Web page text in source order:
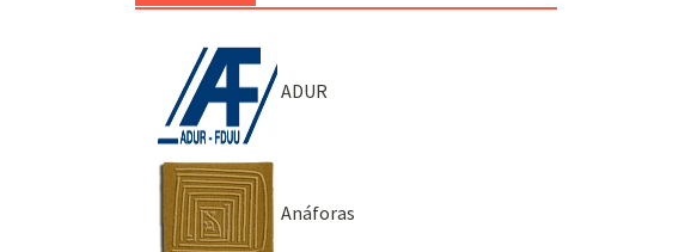
ADUR
Anáforas